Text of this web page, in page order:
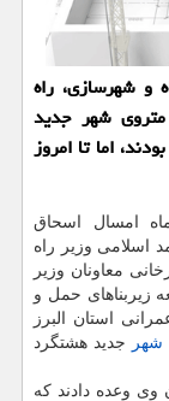
و شهرسازی، راه
متروی شهر جدید
اما تا امروز
امسال اسحاق
اسلامی وزیر راه
معاونان وزیر
حمل و
استان البرز
شهر
جدید هشتگرد
وی وعده دادند كه